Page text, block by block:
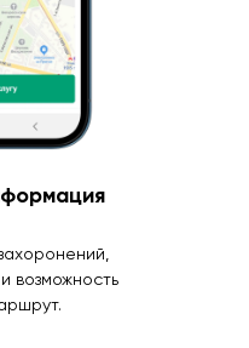
возможность